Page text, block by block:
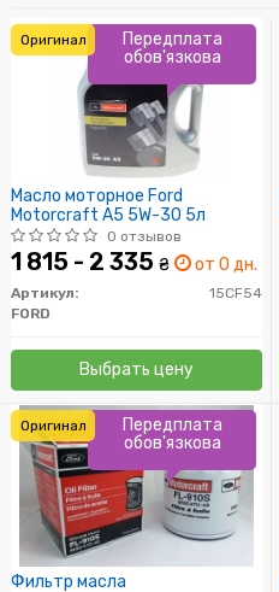
Масло моторное Ford
Motorcraft A5 5W-30 5л
0 отзывов
1 815 - 2 335 ₴ от 0 дн.
Артикул:
15CF54
FORD
Выбрать цену
Передплата
обов'язкова
Оригинал
Фильтр масла
Передплата
обов'язкова
Оригинал